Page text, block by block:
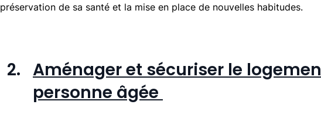
préservation de sa santé et la mise en place de nouvelles habitudes.
Aménager et sécuriser le
personne âgée